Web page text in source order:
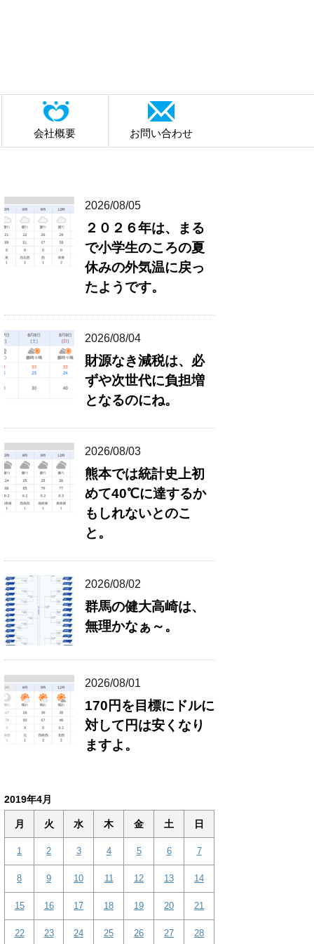
会社概要 お問い合わせ
2026/08/05
２０２６年は、まる
で小学生のころの夏
休みの外気温に戻っ
たようです。
2026/08/04
財源なき減税は、必
ずや次世代に負担増
となるのにね。
2026/08/03
熊本では統計史上初
めて40℃に達するか
もしれないとのこ
と。
2026/08/02
群馬の健大高崎は、
無理かなぁ～。
2026/08/01
170円を目標にドルに
対して円は安くなり
ますよ。
2019年4月
月 火 水 木 金 土 日
1 2 3 4 5 6 7
8 9 10 11 12 13 14
15 16 17 18 19 20 21
22 23 24 25 26 27 28